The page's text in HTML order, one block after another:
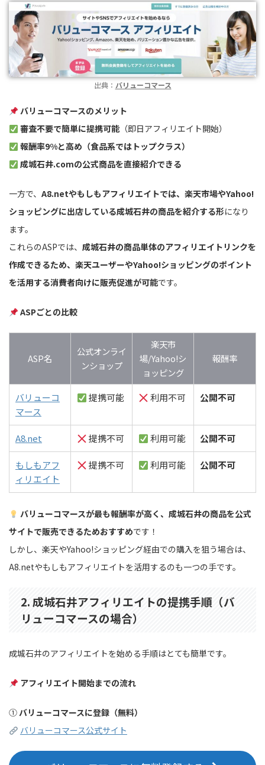
出典： バリューコマース
バリューコマースのメリット
審査不要で簡単に提携可能（即日アフィリエイト開始）
報酬率9%と高め（食品系ではトップクラス）
成城石井.comの公式商品を直接紹介できる
一方で、 A8.netやもしもアフィリエイトでは、楽天市場やYahoo!
ショッピングに出店している成城石井の商品を紹介する形になり
ます。
これらのASPでは、 成城石井の商品単体のアフィリエイトリンクを
作成できるため、楽天ユーザーやYahoo!ショッピングのポイント
を活用する消費者向けに販売促進が可能です。
ASPごとの比較
ASP名
公式オンライ
ンショップ
楽天市
場/Yahoo!シ
ョッピング
報酬率
バリューコ
マース
提携可能 利用不可 公開不可
A8.net 提携不可 利用可能 公開不可
もしもアフ
ィリエイト
提携不可 利用可能 公開不可
バリューコマースが最も報酬率が高く、成城石井の商品を公式
サイトで販売できるためおすすめです！
しかし、楽天やYahoo!ショッピング経由での購入を狙う場合は、
A8.netやもしもアフィリエイトを活用するのも一つの手です。
2. 成城石井アフィリエイトの提携手順（バ
リューコマースの場合）
成城石井のアフィリエイトを始める手順はとても簡単です。
アフィリエイト開始までの流れ
①バリューコマースに登録（無料）
バリューコマース公式サイト